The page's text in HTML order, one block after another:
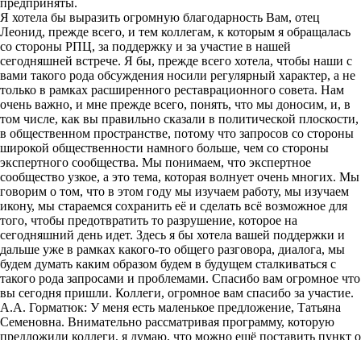
Я хотела бы выразить огромную благодарность Вам, отец
Леонид, прежде всего, и тем коллегам, к которым я обращалась
со стороны РПЦ, за поддержку и за участие в нашей
сегодняшней встрече. Я бы, прежде всего хотела, чтобы наши с
вами такого рода обсуждения носили регулярный характер, а не
только в рамках расширенного реставрационного совета. Нам
очень важно, и мне прежде всего, понять, что мы доносим, и, в
том числе, как вы правильно сказали в политической плоскости,
в общественном пространстве, потому что запросов со стороны
широкой общественности намного больше, чем со стороны
экспертного сообщества. Мы понимаем, что экспертное
сообщество узкое, а это тема, которая волнует очень многих. Мы
говорим о том, что в этом году мы изучаем работу, мы изучаем
икону, мы стараемся сохранить её и сделать всё возможное для
того, чтобы предотвратить то разрушение, которое на
сегодняшний день идет. Здесь я бы хотела вашей поддержки и
дальше уже в рамках какого-то общего разговора, диалога, мы
будем думать каким образом будем в будущем сталкиваться с
такого рода запросами и проблемами. Спасибо вам огромное что
вы сегодня пришли. Коллеги, огромное вам спасибо за участие.
А.А. Горматюк: У меня есть маленькое предложение, Татьяна
Семеновна. Внимательно рассматривая программу, которую
предложили коллеги, я думаю, что можно ещё поставить пункт о